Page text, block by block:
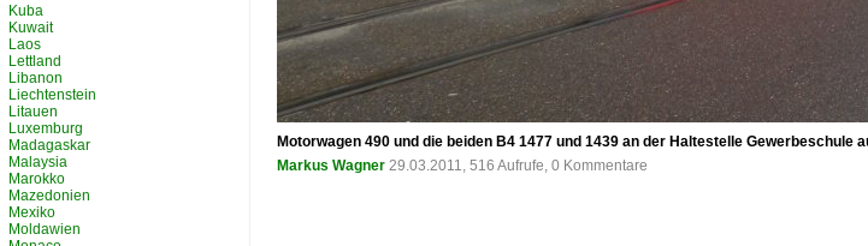
Motorwagen 490 und die beiden B4 1477 und 1439 an der Haltestelle Gewerbeschule
Markus Wagner 29.03.2011, 516 Aufrufe, 0 Kommentare
Kuba
Kuwait
Laos
Lettland
Libanon
Liechtenstein
Litauen
Luxemburg
Madagaskar
Malaysia
Marokko
Mazedonien
Mexiko
Moldawien